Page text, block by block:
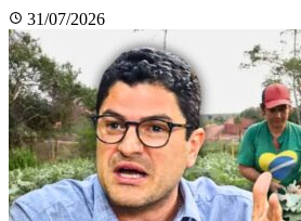
31/07/2026